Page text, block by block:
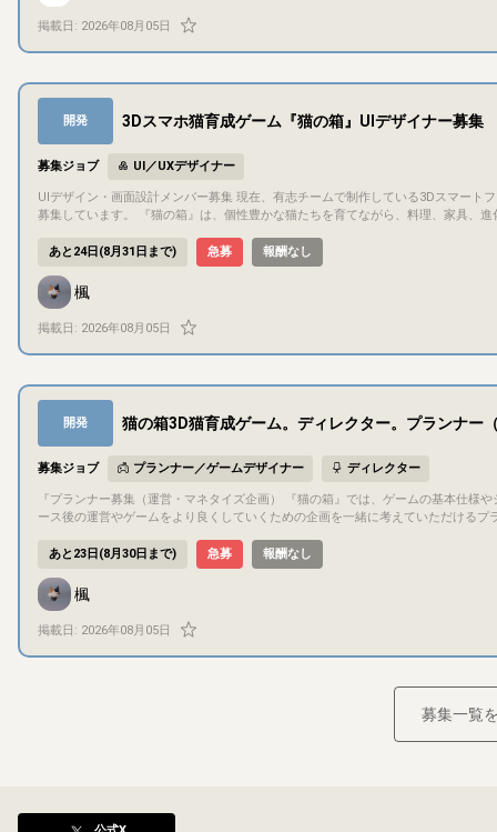
費（固定）+販売目標到達時のボーナス条項に基づくお支払い 比率や基準期間などの未決事項も多いため、上記のいずれとするか及びその詳細について 会計上の観
点を含めた検討を行う機会を設けます ## 募集主について 以下の作業をカバーします - マーケットに関する統計分析及びその解釈に基づく運営判断 - 作品制作・販
売にかかる事務処理（法務、税務など）、資金拠出 - プロジェクトの進行管理 - プログラミング ## 募集メンバー及びチーム規模について 以
を含め、契約時に取り決めます）をいただくことを想定しています 上記について
お、作品の発表はサークル名義で行いますが、ご協力いただいたメンバーのクレジットを記載する予定です ## 応募条件につ
募時点で20歳以上であること（報酬のお支払い・契約締結の都合によるもの） -
に関する統計分析レポート（短信）をお渡ししますので、そちらをご確認の上、
るポートフォリオをご提出いただきます（形式、フォーマットは自由です） ## 選考期間について 応募状況により変動する部分が大きく、現時点では確定できてい
ョン方法 Discordを利用します こちらでDiscordサーバーを用意いたしますので
み、音声チャンネルは利用しない想定です その他、大容量ファイルの送受信には主にGoogleドライブを利用しま
ます。なるべく確認するようにいたしますが、予めご了承いただきたく存じます
掲載日: 2026年08月05日
開発 3Dスマホ猫育成ゲーム『猫の箱』UIデザイナー募集
募集ジョブ UI／UXデザイナー
UIデザイン・画面設計メンバー募集 現在、有志チームで制作している3Dスマートフォン向け猫育成ゲーム **『猫の箱』**のUI制作に参加してくださる方を、数名
募集しています。 『猫の箱』は、個性豊かな猫たちを育てながら、料理、家具、進化、収集、クラフト、冒険などを楽しむ育成ゲームです。 猫や家具、料理などの
集では、アイコン単体の制作を中心とするのではなく、 既存のトンマナや仕様をもと
ます。 既存UIデザインのブラッシュアップ 未確定画面のレイアウト設計 ワイヤーフレームから完成デザインへの整理 ボタン、タブ、パネル、ポップアップなどの
配置 画面ごとの情報優先度の整理 スマートフォン画面に合わせたサイズ・余白調
デザイン統一 プランナーやプログラマーとの仕様確認 担当画面の例として、以下のようなものがあります。 メイン育成画面 猫の個別情報・インタラクション画面
ご飯購入・カート・配送画面 家具クラフト・解体画面 バッグ・持ち物画面 猫図
面 設定画面 各種ポップアップ すべてを一人で担当していただくわけではありません。 既存資料と現在のFigmaデータを確認し、相談しながら担当範囲を決定しま
が中心です。
あと24日(8月31日まで) 急募 報酬なし
楓
掲載日: 2026年08月05日
開発 猫の箱3D猫育成ゲーム。ディレクター。プランナー
募集ジョブ プランナー／ゲームデザイナー ディレクター
『プランナー募集（運営・マネタイズ企画） 『猫の箱』では、ゲームの基本仕様やシステムは概ね決定しており、現在は開発を進めています。 そこで今回は、リリ
ース後の運営やゲームをより良くしていくための企画を一緒に考えていただけるプランナーを募集します。 「どうすればもっ
出していただくポジションです。 主な活動内容 リリース後のイベント企画・運営案の提案 マネタイズや課金要素のアイデア出し プレイヤー数・継続率向上のため
の施策提案 新機能やコンテンツ追加の企画 ユーザー目線での改善案・フィード
ームの企画や運営に興味がある方 「もっと面白くできる」というアイデアを考え
ームでコミュニケーションを取りながら制作できる方 ※ゲームプランナーとしての実務経験は必須ではありません。ゲームをより面白くするための企画や改善案を
積極的に提案していただける方を歓迎
あと23日(8月30日まで) 急募 報酬なし
楓
掲載日: 2026年08月05日
募集一覧